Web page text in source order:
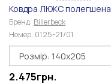
Ковдра ЛЮКС полегшена
Бренд: Billerbeck
Номер: 0125-21/01
2.475грн.